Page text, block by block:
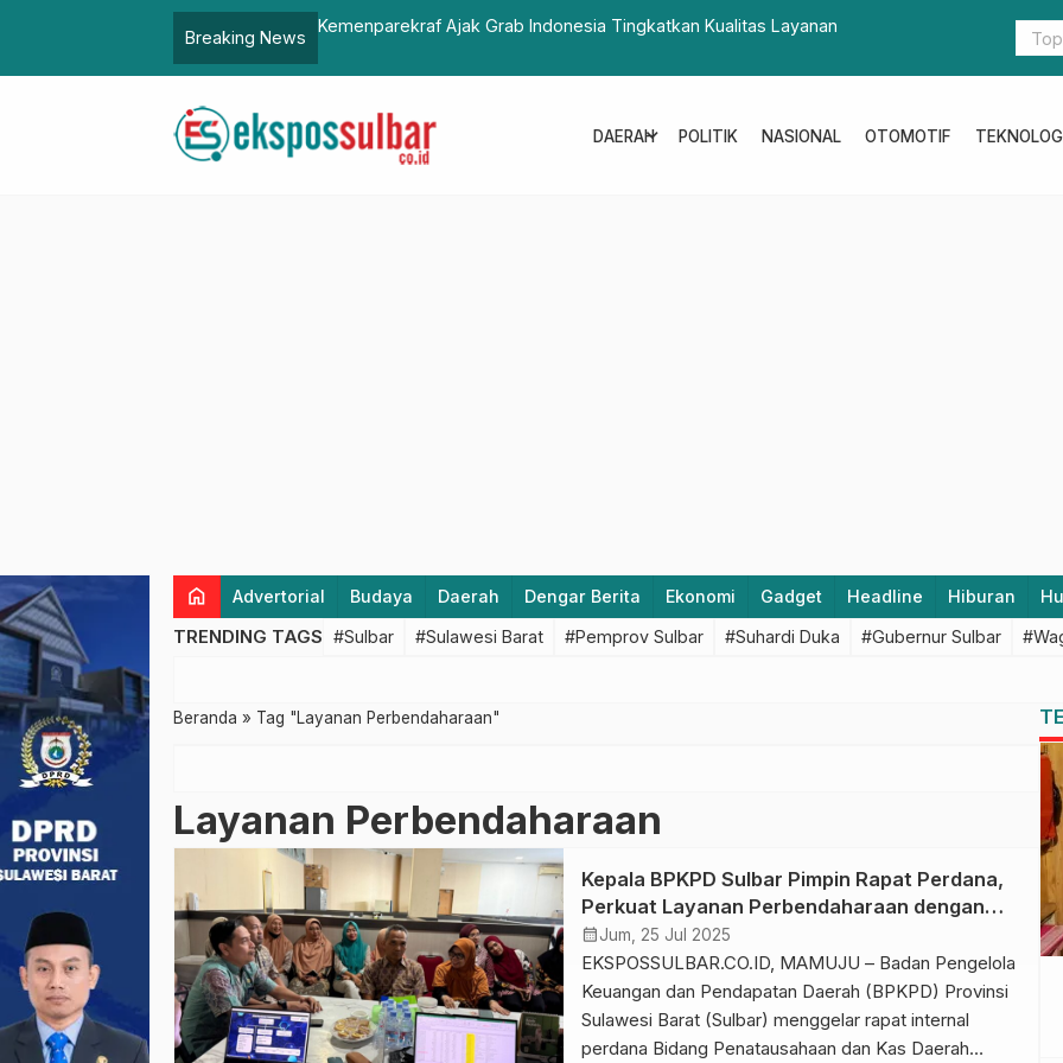
Breaking News
Kemenparekraf Ajak Grab Indonesia Tingkatkan Kualitas Layanan
Biro
III 2025
DAERAH
expand_more POLITIK NASIONAL OTOMOTIF
home Advertorial Budaya Daerah Dengar Berita Ekonomi Gadget Headline Hiburan
TRENDING TAGS #Sulbar #Sulawesi Barat #Pemprov Sulbar #Suhardi Duka #Gubernur Sulbar
Beranda » Tag "Layanan Perbendaharaan"
Layanan Perbendaharaan
Kepala BPKPD Sulbar Pimpin Rapat Perdana,
Perkuat Layanan Perbendaharaan dengan
Teknologi
calendar_monthJum, 25 Jul 2025
EKSPOSSULBAR.CO.ID, MAMUJU – Badan Pengelola
Keuangan dan Pendapatan Daerah (BPKPD) Provinsi
Sulawesi Barat (Sulbar) menggelar rapat internal
perdana Bidang Penatausahaan dan Kas Daerah